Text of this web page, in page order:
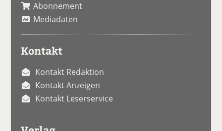
Abonnement
Mediadaten
Kontakt
Kontakt Redaktion
Kontakt Anzeigen
Kontakt Leserservice